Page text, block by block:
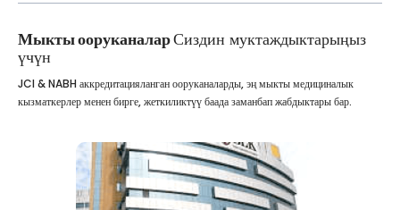
Мыкты ооруканаларСиздин муктаждыктарыңыз
үчүн
JCI & NABH аккредитацияланган ооруканаларды, эң мыкты медициналык
кызматкерлер менен бирге, жеткиликтүү баада заманбап жабдыктары бар.